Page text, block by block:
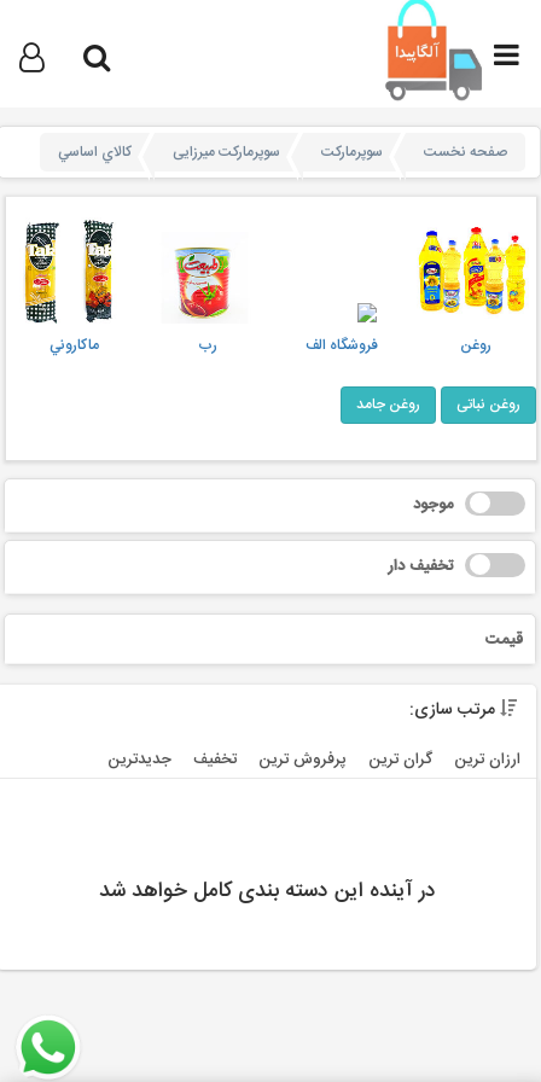
صفحه نخست سوپرمارکت سوپرمارکت میرزایی کالاي اساسي
روغن فروشگاه الف رب ماکاروني
روغن نباتی روغن جامد
موجود
تخفیف دار
قیمت
مرتب سازی:
ارزان ترین گران ترین پرفروش ترین تخفیف جديدترين
در آینده این دسته بندی کامل خواهد شد